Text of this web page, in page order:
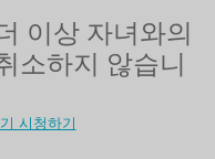
이상 자녀와의
소하지 않습니
시청하기